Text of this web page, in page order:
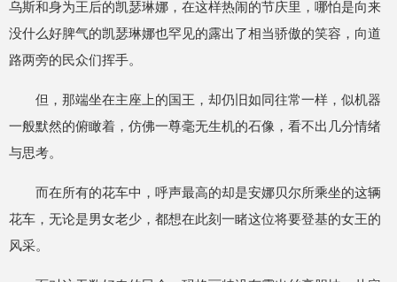
乌斯和身为王后的凯瑟琳娜，在这样热闹的节庆里，哪怕是向来
没什么好脾气的凯瑟琳娜也罕见的露出了相当骄傲的笑容，向道
路两旁的民众们挥手。
但，那端坐在主座上的国王，却仍旧如同往常一样，似机器
一般默然的俯瞰着，仿佛一尊毫无生机的石像，看不出几分情绪
与思考。
而在所有的花车中，呼声最高的却是安娜贝尔所乘坐的这辆
花车，无论是男女老少，都想在此刻一睹这位将要登基的女王的
风采。